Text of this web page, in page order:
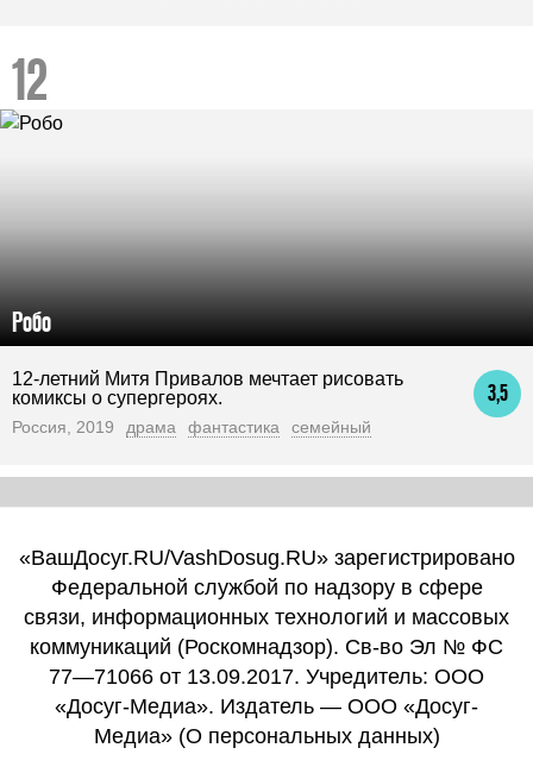
Робо
3,5
12-летний Митя Привалов мечтает рисовать
комиксы о супергероях.
Россия, 2019 драма фантастика семейный
«ВашДосуг.RU/VashDosug.RU» зарегистрировано
Федеральной службой по надзору в сфере
связи, информационных технологий и массовых
коммуникаций (Роскомнадзор). Св-во Эл № ФС
77—71066 от 13.09.2017. Учредитель: ООО
«Досуг-Медиа». Издатель — ООО «Досуг-
Медиа» (О персональных данных)